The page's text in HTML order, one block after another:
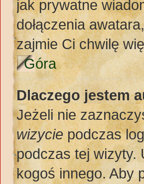
jak prywatne
dołączenia
zajmie Ci chwilę
Góra
Dlaczego jestem
Jeżeli nie
wizyciepodczas
podczas tej wizyty.
kogoś innego. Aby